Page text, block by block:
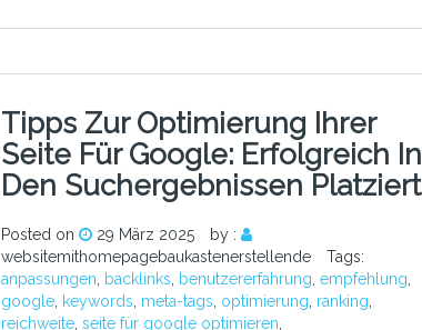
Tipps Zur Optimierung Ihrer
Seite Für Google: Erfolgreich In
Den Suchergebnissen Platziert
Posted on 29 März 2025
by :
websitemithomepagebaukastenerstellende
Tags:
anpassungen
backlinks benutzererfahrung empfehlung
google, keywords meta-tags optimierung ranking
reichweite, seite für google optimieren